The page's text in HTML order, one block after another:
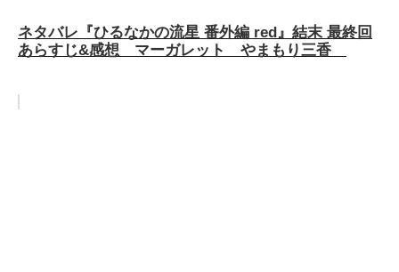
ネタバレ『ひるなかの流星 番外編 red』結末 最終回
あらすじ&感想 マーガレット やまもり三香